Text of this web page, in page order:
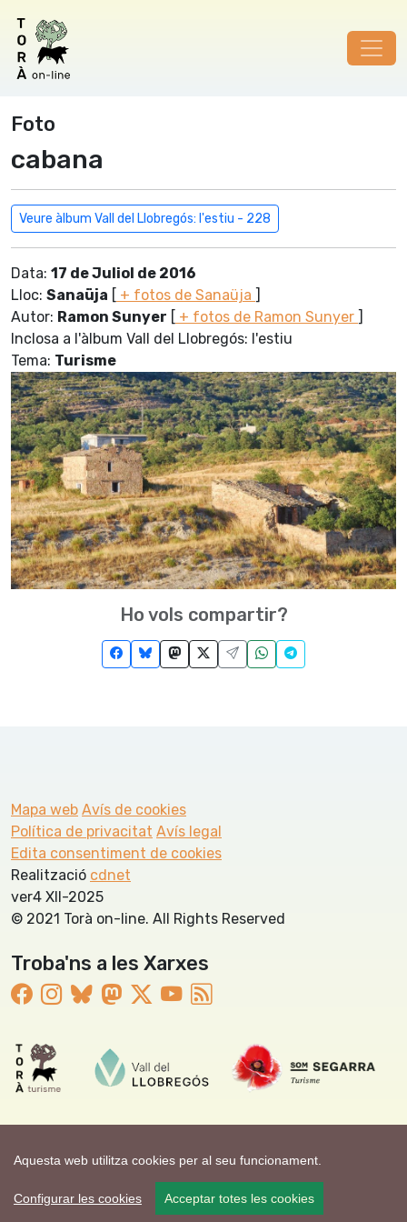
Aquesta web utilitza cookies per al seu funcionament.
Configurar les cookies Acceptar totes les cookies
Foto
cabana
Veure àlbum Vall del Llobregós: l'estiu - 228
Data: 17 de Juliol de 2016
Lloc: Sanaüja [ + fotos de Sanaüja ]
Autor: Ramon Sunyer [ + fotos de Ramon Sunyer ]
Inclosa a l'àlbum Vall del Llobregós: l'estiu
Tema: Turisme
Ho vols compartir?
Mapa web Avís de cookies
Política de privacitat Avís legal
Edita consentiment de cookies
Realització cdnet
ver4 XII-2025
© 2021 Torà on-line. All Rights Reserved
Troba'ns a les Xarxes